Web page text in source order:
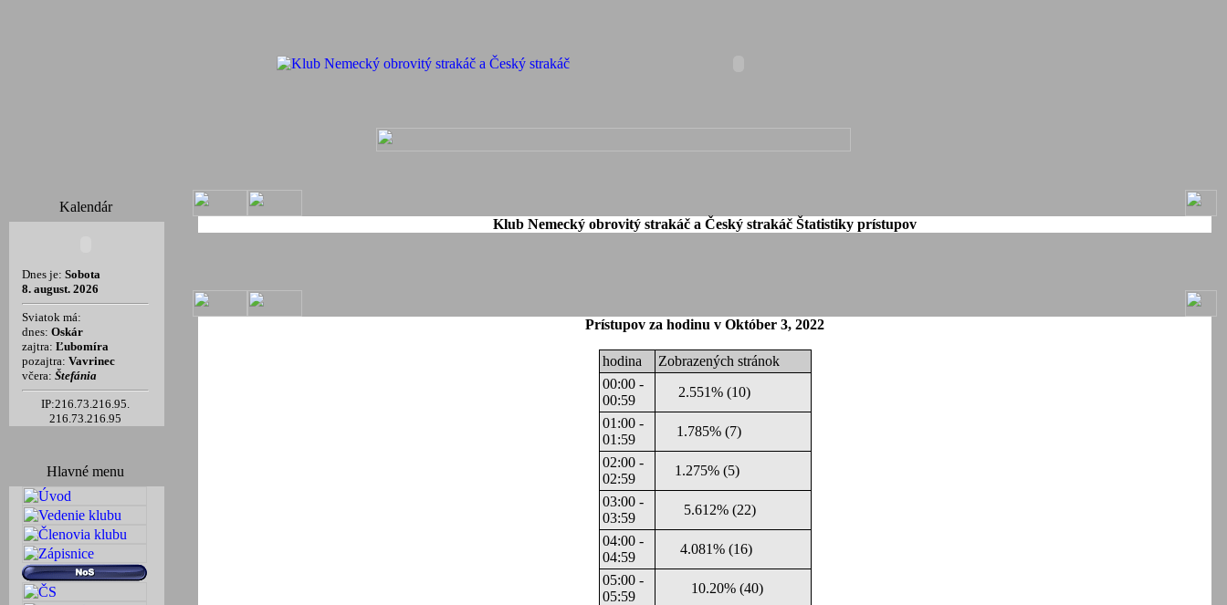
Kalendár
Dnes je: Sobota
8. august. 2026
Sviatok má:
dnes: Oskár
zajtra: Ľubomíra
pozajtra: Vavrinec
včera: Štefánia
IP:216.73.216.95.
216.73.216.95
Hlavné menu
Klub Nemecký obrovitý strakáč a Český strakáč Štatistiky prístupov
Prístupov za hodinu v Október 3, 2022
hodina
Zobrazených stránok
00:00 -
00:59
2.551% (10)
01:00 -
01:59
1.785% (7)
02:00 -
02:59
1.275% (5)
03:00 -
03:59
5.612% (22)
04:00 -
04:59
4.081% (16)
05:00 -
05:59
10.20% (40)